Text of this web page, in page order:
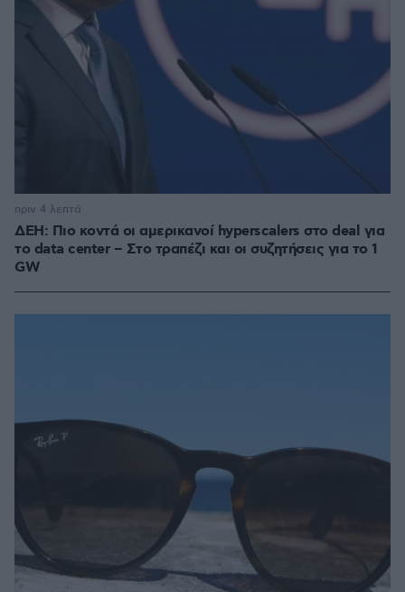
ΔΕΗ: Πιο κοντά οι αμερικανοί hyperscalers στο deal για
το data center – Στο τραπέζι και οι συζητήσεις για το 1
GW
πριν 4 λεπτά